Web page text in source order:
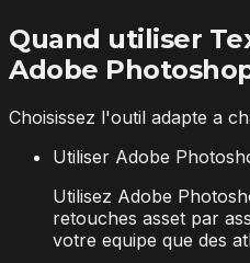
Quand utiliser
Adobe
Choisissez l'outil adapte a
Utiliser Adobe
Utilisez Adobe
retouches asset par
votre equipe que des